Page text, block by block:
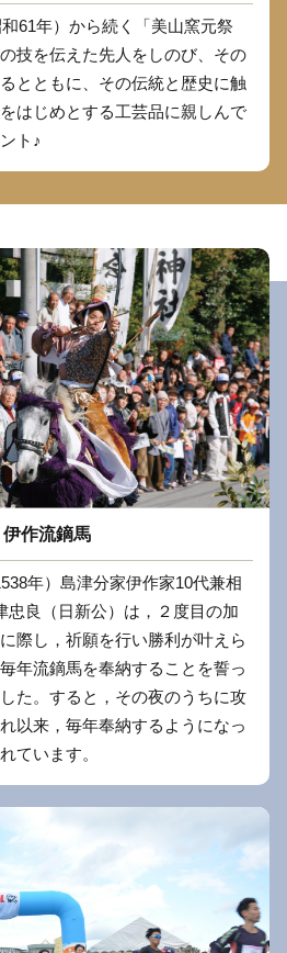
61年）から続く「美山窯元祭
技を伝えた先人をしのび、その
とともに、その伝統と歴史に触
はじめとする工芸品に親しんで
ト♪
作流鏑馬
年）島津分家伊作家10代兼相
忠良（日新公）は，２度目の加
際し，祈願を行い勝利が叶えら
年流鏑馬を奉納することを誓っ
た。すると，その夜のうちに攻
以来，毎年奉納するようになっ
ています。